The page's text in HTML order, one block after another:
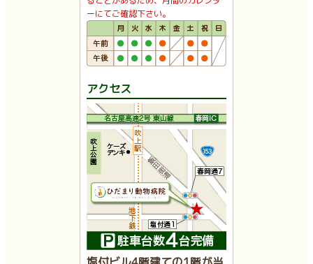
ーにてご確認下さい。
アクセス